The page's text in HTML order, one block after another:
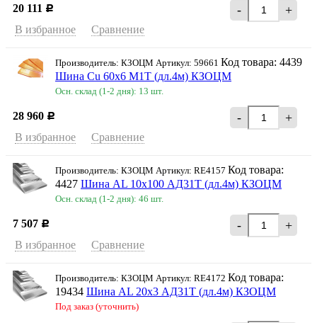
20 111 Р - +
В избранное Сравнение
Производитель: КЗОЦМ Артикул: 59661 Код товара: 4439
Шина Cu 60х6 М1Т (дл.4м) КЗОЦМ
Осн. склад (1-2 дня): 13 шт.
28 960 Р - +
В избранное Сравнение
Производитель: КЗОЦМ Артикул: RE4157 Код товара:
4427 Шина AL 10х100 АД31Т (дл.4м) КЗОЦМ
Осн. склад (1-2 дня): 46 шт.
7 507 Р - +
В избранное Сравнение
Производитель: КЗОЦМ Артикул: RE4172 Код товара:
19434 Шина AL 20х3 АД31Т (дл.4м) КЗОЦМ
Под заказ (уточнить)